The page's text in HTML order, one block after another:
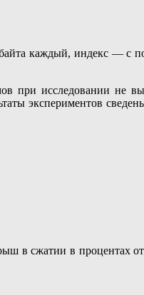
каждый, индекс — с
при исследовании не
экспериментов
в сжатии в процентах